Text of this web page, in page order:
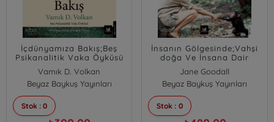
İçdünyamıza Bakış;Beş
Psikanalitik Vaka Öyküsü
Vamık D. Volkan
Beyaz Baykuş Yayınları
Stok : 0
İnsanın Gölgesinde;Vahşi
doğa Ve İnsana Dair
Büyüleyici Bir Keşif
Yolculuğu
Jane Goodall
Beyaz Baykuş Yayınları
Stok : 0